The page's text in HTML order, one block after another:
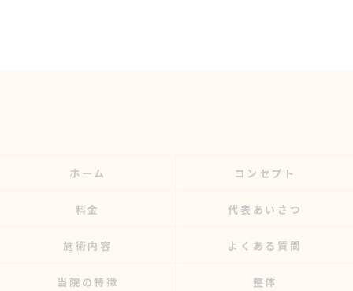
ホーム コンセプト
料金 代表あいさつ
施術内容 よくある質問
当院の特徴 整体